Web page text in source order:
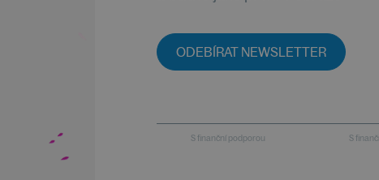
ODEBÍRAT NEWSLETTER
S finanční podporou S